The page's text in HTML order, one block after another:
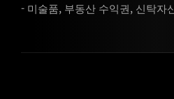
- 미술품, 부동산 수익권, 신탁자